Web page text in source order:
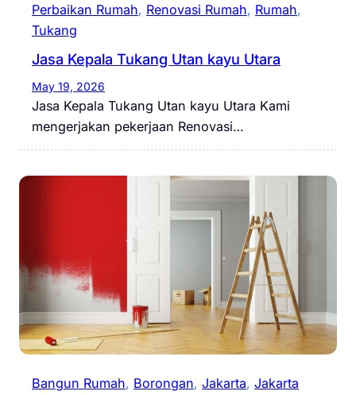
Perbaikan Rumah, Renovasi Rumah, Rumah
Tukang
Jasa Kepala Tukang Utan kayu Utara
May 19, 2026
Jasa Kepala Tukang Utan kayu Utara Kami
mengerjakan pekerjaan Renovasi…
Bangun Rumah, Borongan, Jakarta, Jakarta